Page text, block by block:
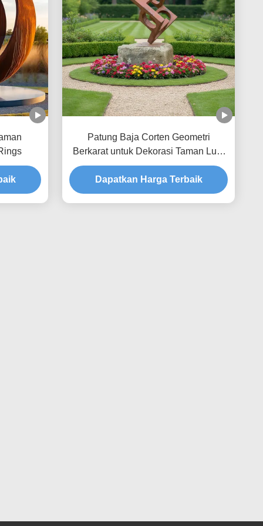
Patung Baja Corten Geometri
Berkarat untuk Dekorasi Taman Luar
Ruangan & Seni Lansekap
Dapatkan Harga Terbaik